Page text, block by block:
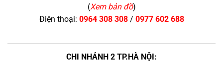
(Xem bản đồ)
Điện thoại: 0964 308 308/ 0977 602 688
CHI NHÁNH 2 TP.HÀ NỘI: